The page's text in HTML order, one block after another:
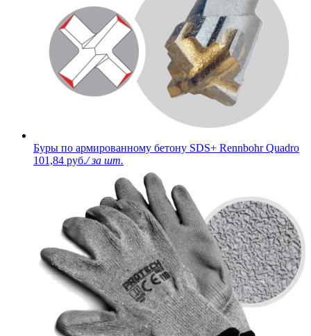
Буры по армированному бетону SDS+ Rennbohr Quadro
101,84 руб./ за шт.